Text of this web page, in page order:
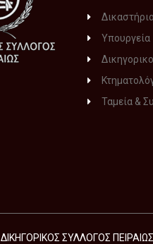
Υπουργεία
Ταμεία &
ΔΙΚΗΓΟΡΙΚΟΣ ΣΥΛΛΟΓΟΣ ΠΕΙΡΑΙΩΣ